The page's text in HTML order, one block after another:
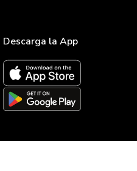
Descarga la App